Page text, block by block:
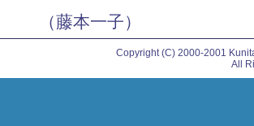
（藤本一子）
Copyright (C) 2000-2001
All